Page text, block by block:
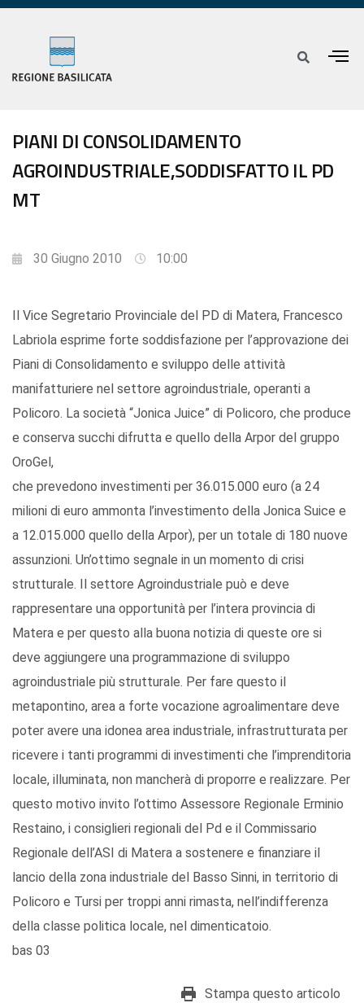
PIANI DI CONSOLIDAMENTO
AGROINDUSTRIALE,SODDISFATTO IL PD
MT
30 Giugno 2010 10:00
Il Vice Segretario Provinciale del PD di Matera, Francesco
Labriola esprime forte soddisfazione per l’approvazione dei
Piani di Consolidamento e sviluppo delle attività
manifatturiere nel settore agroindustriale, operanti a
Policoro. La società “Jonica Juice” di Policoro, che produce
e conserva succhi difrutta e quello della Arpor del gruppo
OroGel,
che prevedono investimenti per 36.015.000 euro (a 24
milioni di euro ammonta l’investimento della Jonica Suice e
a 12.015.000 quello della Arpor), per un totale di 180 nuove
assunzioni. Un’ottimo segnale in un momento di crisi
strutturale. Il settore Agroindustriale può e deve
rappresentare una opportunità per l’intera provincia di
Matera e per questo alla buona notizia di queste ore si
deve aggiungere una programmazione di sviluppo
agroindustriale più strutturale. Per fare questo il
metapontino, area a forte vocazione agroalimentare deve
poter avere una idonea area industriale, infrastrutturata per
ricevere i tanti programmi di investimenti che l’imprenditoria
locale, illuminata, non mancherà di proporre e realizzare. Per
questo motivo invito l’ottimo Assessore Regionale Erminio
Restaino, i consiglieri regionali del Pd e il Commissario
Regionale dell’ASI di Matera a sostenere e finanziare il
lancio della zona industriale del Basso Sinni, in territorio di
Policoro e Tursi per troppi anni rimasta, nell’indifferenza
della classe politica locale, nel dimenticatoio.
bas 03
Stampa questo articolo